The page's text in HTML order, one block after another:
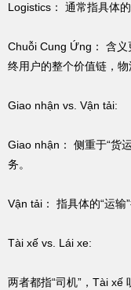
Logistics： 通常指具体
Chuỗi Cung Ứng： 含义
终用户的整个价值链，物
Giao nhận vs. Vận tải:
Giao nhận： 侧重于“货
务。
Vận tải： 指具体的“运输”
Tài xế vs. Lái xe:
两者都指“司机”，Tài xế